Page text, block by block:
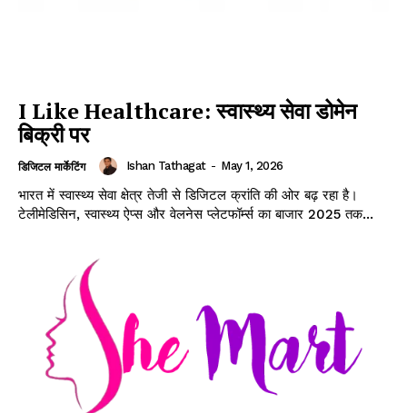
I Like Healthcare: स्वास्थ्य सेवा डोमेन
बिक्री पर
डिजिटल मार्केटिंग Ishan Tathagat - May 1, 2026
भारत में स्वास्थ्य सेवा क्षेत्र तेजी से डिजिटल क्रांति की ओर बढ़ रहा है।
टेलीमेडिसिन, स्वास्थ्य ऐप्स और वेलनेस प्लेटफॉर्म्स का बाजार 2025 तक...